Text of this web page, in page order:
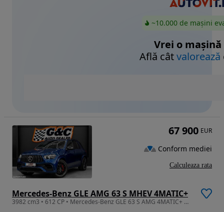
~10.000 de mașini
Vrei o mașină
Află câtvalorează
Mercedes-Benz GLE AMG 63 S MHEV 4MATIC+
3982 cm3 • 612 CP • Mercedes-Benz GLE 63 S AMG 4MATIC+ MHEV
67 900 EUR
Conform mediei
Calculeaza rata